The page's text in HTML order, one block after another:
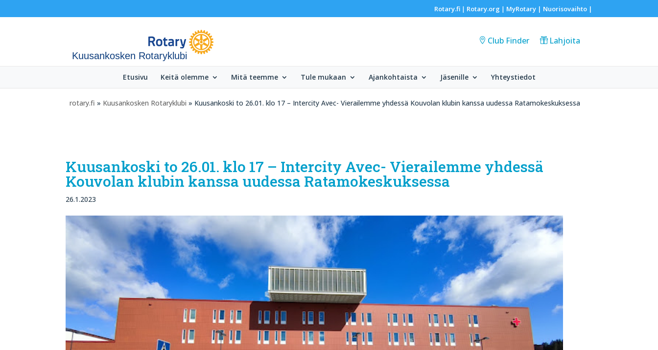
Rotary.fi| Rotary.org | MyRotary | Nuorisovaihto|
Kuusankosken Rotaryklubi
Club Finder Lahjoita
Etusivu Keitä olemme Mitä teemme Tule mukaan Ajankohtaista Jäsenille Yhteystiedot
rotary.fi » Kuusankosken Rotaryklubi » Kuusankoski to 26.01. klo 17 – Intercity Avec- Vierailemme yhdessä Kouvolan klubin kanssa uudessa Ratamokeskuksessa
Kuusankoski to 26.01. klo 17 – Intercity Avec- Vierailemme yhdessä
Kouvolan klubin kanssa uudessa Ratamokeskuksessa
26.1.2023